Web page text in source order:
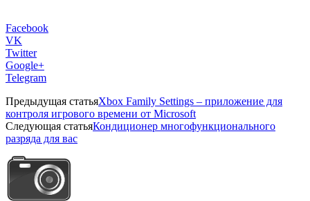
Facebook
VK
Twitter
Google+
Telegram
Предыдущая статьяXbox Family Settings – приложение для
контроля игрового времени от Microsoft
Следующая статьяКондиционер многофункционального
разряда для вас